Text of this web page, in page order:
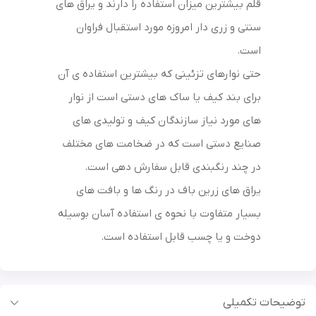
قلم بیشترین میزان استفاده را دارند و یراق های
سنتی و زری دار امروزه مورد استقبال فراوان
است.
حتی نوارهای تزئینی که بیشترین استفاده ی آن
برای بند کیف یا ساک های دستی است از نوار
های مورد نیاز سازندگان کیف و تولیدی های
صنایع دستی است که در ضخامت های مختلف
در چند رنگبندی قابل سفارش دهی است.
یراق های زرین باف در رنگ ها و بافت های
بسیار متفاوت با نحوه ی استفاده آسان بوسیله
دوخت و یا چسب قابل استفاده است.
توضیحات تکمیلی